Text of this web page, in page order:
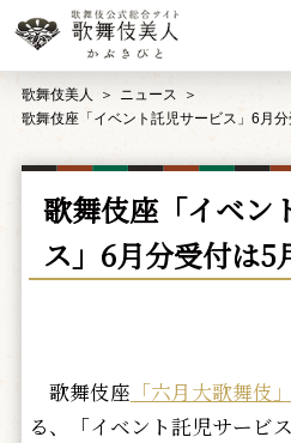
歌舞伎美人
ニュース
歌舞伎座「イベント託児サービス」6月
歌舞伎座「イベン
ス」6月分受付は5
歌舞伎座 「六月大歌舞伎」
る、「イベント託児サービ